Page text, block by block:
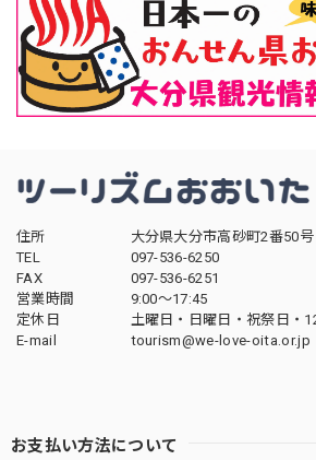
住所
大分県大分市高砂町2番50号
TEL
097-536-6250
FAX
097-536-6251
営業時間
9:00～17:45
定休日
土曜日・日曜日・祝祭日・
E-mail
tourism@we-love-oita.or.jp
お支払い方法について